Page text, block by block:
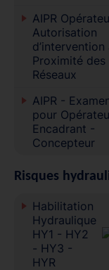
AIPR
Autorisation
d’intervention
Proximité des
Réseaux
AIPR -
pour
Encadrant -
Concepteur
Risques
Habilitation
Hydraulique
HY1 - HY2
- HY3 -
HYR